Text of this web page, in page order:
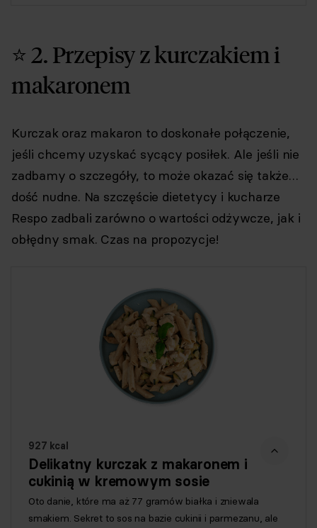
⭐ 2. Przepisy z kurczakiem i
makaronem
Kurczak oraz makaron to doskonałe połączenie,
jeśli chcemy uzyskać sycący posiłek. Ale jeśli nie
zadbamy o szczegóły, to może okazać się także…
dość nudne. Na szczęście dietetycy i kucharze
Respo zadbali zarówno o wartości odżywcze, jak i
obłędny smak. Czas na propozycje!
927 kcal
Delikatny kurczak z makaronem i
cukinią w kremowym sosie
Oto danie, które ma aż 77 gramów białka i zniewala
smakiem. Sekret to sos na bazie cukinii i parmezanu, ale